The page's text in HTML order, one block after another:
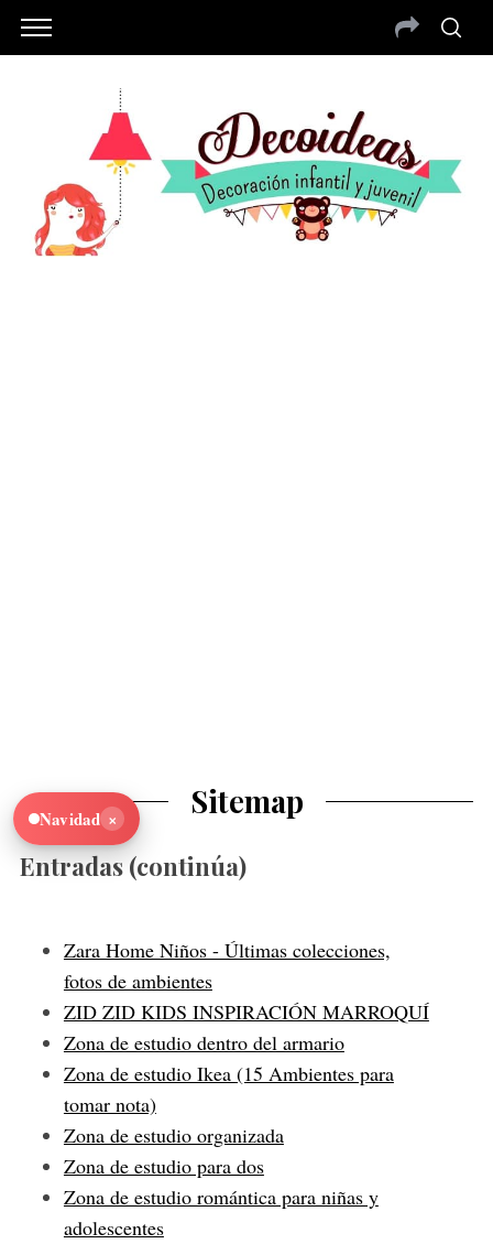
Sitemap
Entradas (continúa)
Zara Home Niños - Últimas colecciones,
fotos de ambientes
ZID ZID KIDS INSPIRACIÓN MARROQUÍ
Zona de estudio dentro del armario
Zona de estudio Ikea (15 Ambientes para
tomar nota)
Zona de estudio organizada
Zona de estudio para dos
Zona de estudio romántica para niñas y
adolescentes
Navidad ×